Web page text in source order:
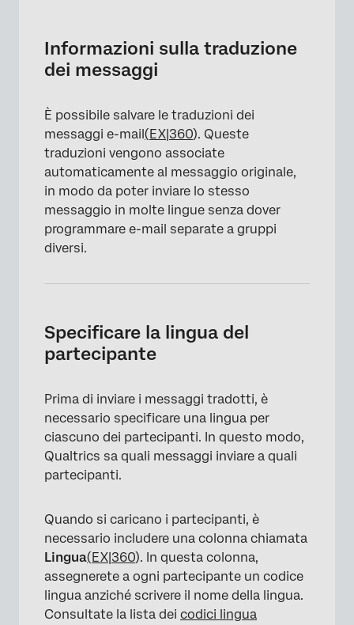
Informazioni sulla traduzione
dei messaggi
È possibile salvare le traduzioni dei
messaggi e-mail(EX|360). Queste
traduzioni vengono associate
automaticamente al messaggio originale,
in modo da poter inviare lo stesso
messaggio in molte lingue senza dover
programmare e-mail separate a gruppi
diversi.
Specificare la lingua del
partecipante
Prima di inviare i messaggi tradotti, è
necessario specificare una lingua per
ciascuno dei partecipanti. In questo modo,
Qualtrics sa quali messaggi inviare a quali
partecipanti.
Quando si caricano i partecipanti, è
necessario includere una colonna chiamata
Lingua(EX|360). In questa colonna,
assegnerete a ogni partecipante un codice
lingua anziché scrivere il nome della lingua.
Consultate la lista dei codici lingua